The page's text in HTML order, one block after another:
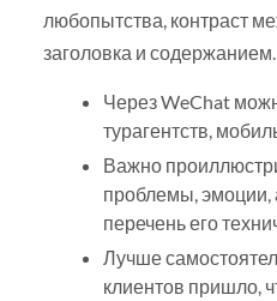
любопытства, контраст
заголовка и содержанием.
Через WeChat
турагентств,
Важно
проблемы, эмоции,
перечень его
Лучше
клиентов пришло,